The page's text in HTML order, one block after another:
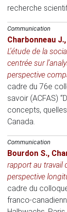
recherche
Communication
Charbonneau J.,
L’étude de la
centrée sur
perspective
cadre du 76e
savoir (ACFAS)
concepts,
Canada.
Communication
Bourdon S.,
rapport au travail
perspective
cadre du
franco-